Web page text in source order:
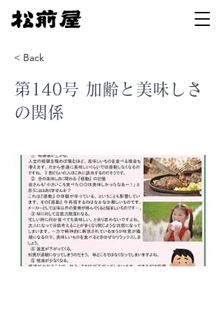
< Back
第140号 加齢と美味しさ
の関係